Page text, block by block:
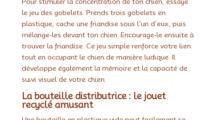
le jeu des gobelets. Prends trois gobelets en
plastique, cache une friandise sous l’un d’eux, puis
mélange-les devant ton chien. Encourage-le ensuite à
trouver la friandise. Ce jeu simple renforce votre lien
tout en occupant le chien de manière ludique. Il
développe également la mémoire et la capacité de
suivi visuel de votre chien.
La bouteille distributrice : le jouet
recyclé amusant